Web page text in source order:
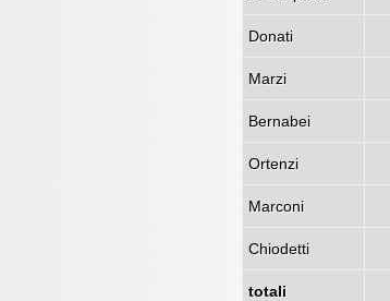
Donati
Marzi
Bernabei
Ortenzi
Marconi
Chiodetti
totali